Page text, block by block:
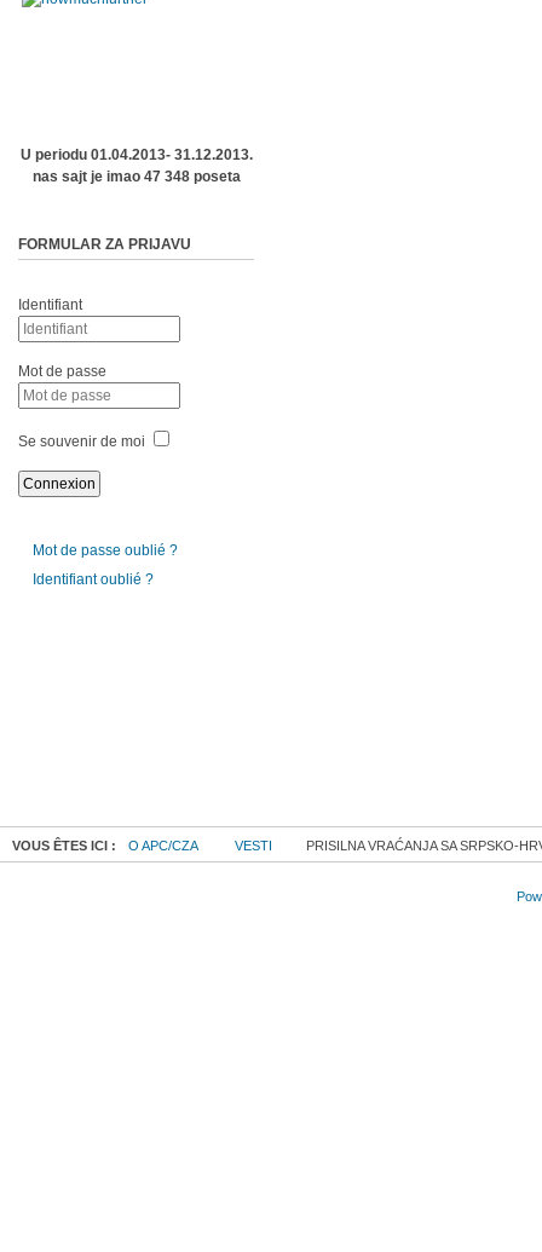
U periodu 01.04.2013- 31.12.2013.
nas sajt je imao 47 348 poseta
FORMULAR ZA PRIJAVU
Identifiant
Mot de passe
Se souvenir de moi
Mot de passe oublié ?
Identifiant oublié ?
VOUS ÊTES ICI : O APC/CZA VESTI PRISILNA VRAĆANJA SA SRPSKO-